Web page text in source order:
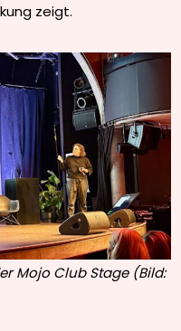
zeigt.
Mojo Club Stage (Bild: